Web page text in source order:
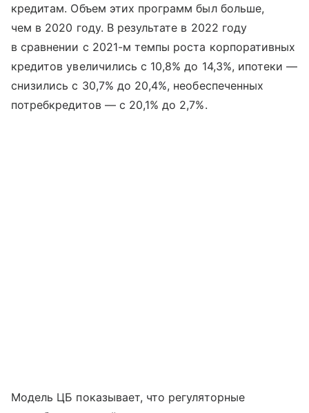
кредитам. Объем этих программ был больше,
чем в 2020 году. В результате в 2022 году
в сравнении с 2021-м темпы роста корпоративных
кредитов увеличились с 10,8% до 14,3%, ипотеки —
снизились с 30,7% до 20,4%, необеспеченных
потребкредитов — с 20,1% до 2,7%.
Модель ЦБ показывает, что регуляторные